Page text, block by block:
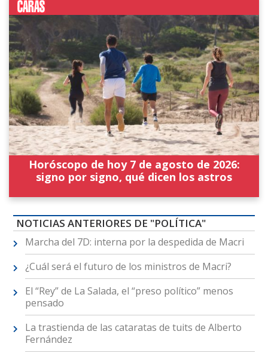
Horóscopo de hoy 7 de agosto de 2026:
signo por signo, qué dicen los astros
NOTICIAS ANTERIORES DE "POLÍTICA"
Marcha del 7D: interna por la despedida de Macri
¿Cuál será el futuro de los ministros de Macri?
El “Rey” de La Salada, el “preso político” menos
pensado
La trastienda de las cataratas de tuits de Alberto
Fernández